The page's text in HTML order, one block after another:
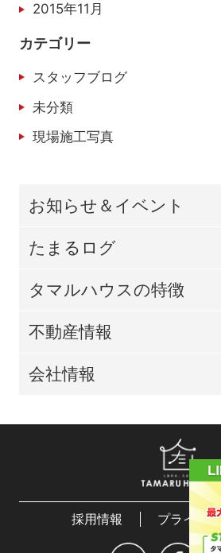
2015年11月
カテゴリー
スタッフブログ
未分類
現場施工写真
お知らせ＆イベント
たまるログ
タマルハウスの特徴
不動産情報
会社情報
採用情報 プライバ